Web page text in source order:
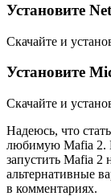
Установите
Скачайте и
Установите
Скачайте и
Надеюсь, что
любимую Mafia 2.
запустить Mafia 2
альтернативные
в комментариях.